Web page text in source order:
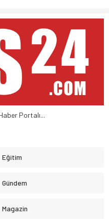
Portalı...
Eğitim
Gündem
Magazin